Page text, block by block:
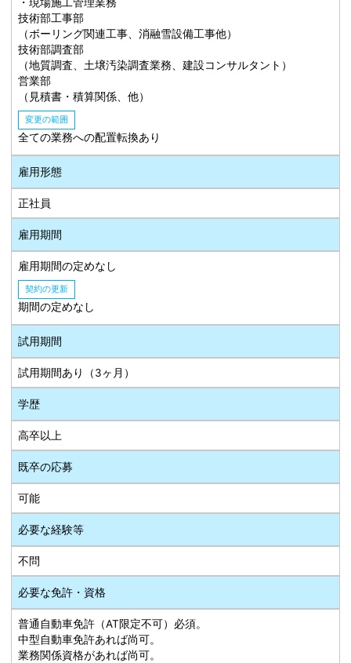
・現場施工管理業務
技術部工事部
（ボーリング関連工事、消融雪設備工事他）
技術部調査部
（地質調査、土壌汚染調査業務、建設コンサルタント）
営業部
（見積書・積算関係、他）
変更の範囲
全ての業務への配置転換あり
雇用形態
正社員
雇用期間
雇用期間の定めなし
契約の更新
期間の定めなし
試用期間
試用期間あり（3ヶ月）
学歴
高卒以上
既卒の応募
可能
必要な経験等
不問
必要な免許・資格
普通自動車免許（AT限定不可）必須。
中型自動車免許あれば尚可。
業務関係資格があれば尚可。